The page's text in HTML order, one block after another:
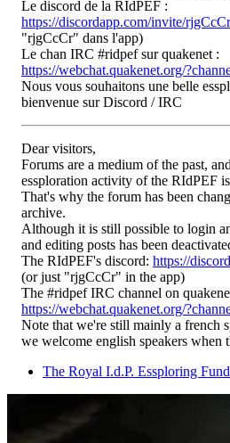
Le discord de la RIdPEF :
https://discordapp.com/invite/rjgCcCr
"rjgCcCr" dans l'app)
Le chan IRC #ridpef sur quakenet :
https://webchat.quakenet.org/
Nous vous souhaitons une belle
bienvenue sur Discord / IRC
Dear visitors,
Forums are a medium of the past,
essploration activity of the RIdPEF
That's why the forum has been
archive.
Although it is still possible to login
and editing posts has been
The RIdPEF's discord: https://
(or just "rjgCcCr" in the app)
The #ridpef IRC channel on
https://webchat.quakenet.org/
Note that we're still mainly a french
we welcome english speakers when
The Royal I.d.P. Essploring